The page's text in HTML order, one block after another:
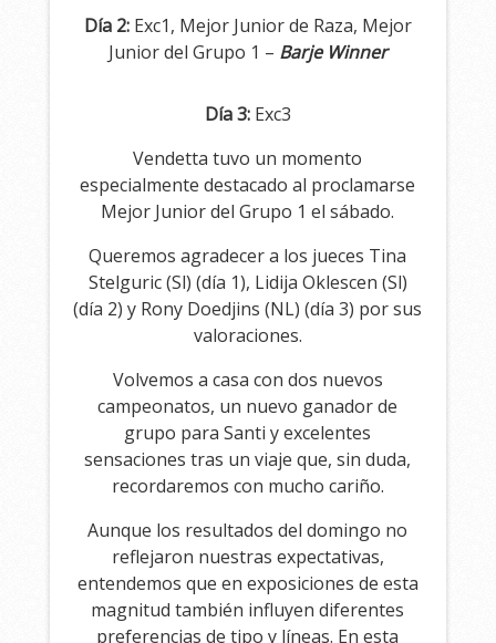
Día 2:Exc1, Mejor Junior de Raza, Mejor
Junior del Grupo 1 – Barje Winner
Día 3:Exc3
Vendetta tuvo un momento
especialmente destacado al proclamarse
Mejor Junior del Grupo 1 el sábado.
Queremos agradecer a los jueces Tina
Stelguric (Sl) (día 1), Lidija Oklescen (Sl)
(día 2) y Rony Doedjins (NL) (día 3) por sus
valoraciones.
Volvemos a casa con dos nuevos
campeonatos, un nuevo ganador de
grupo para Santi y excelentes
sensaciones tras un viaje que, sin duda,
recordaremos con mucho cariño.
Aunque los resultados del domingo no
reflejaron nuestras expectativas,
entendemos que en exposiciones de esta
magnitud también influyen diferentes
preferencias de tipo y líneas. En esta